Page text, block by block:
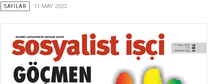
SAYILAR 11 MAY 2022